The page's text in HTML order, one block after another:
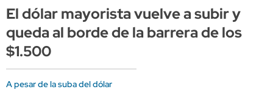
El dólar mayorista vuelve a subir y
queda al borde de la barrera de los
$1.500
A pesar de la suba del dólar